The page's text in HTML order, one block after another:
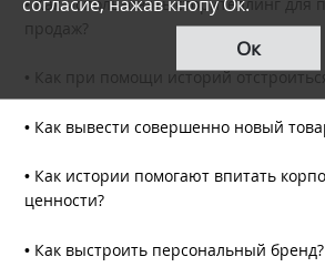
продаж?
• Как при помощи историй
• Как вывести совершенно новый
• Как истории помогают впитать
ценности?
• Как выстроить персональный бренд?
Ок